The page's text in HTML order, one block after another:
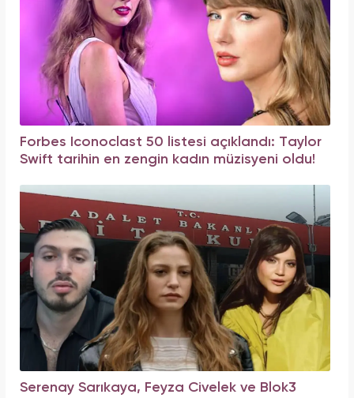
Forbes Iconoclast 50 listesi açıklandı: Taylor
Swift tarihin en zengin kadın müzisyeni oldu!
Serenay Sarıkaya, Feyza Civelek ve Blok3